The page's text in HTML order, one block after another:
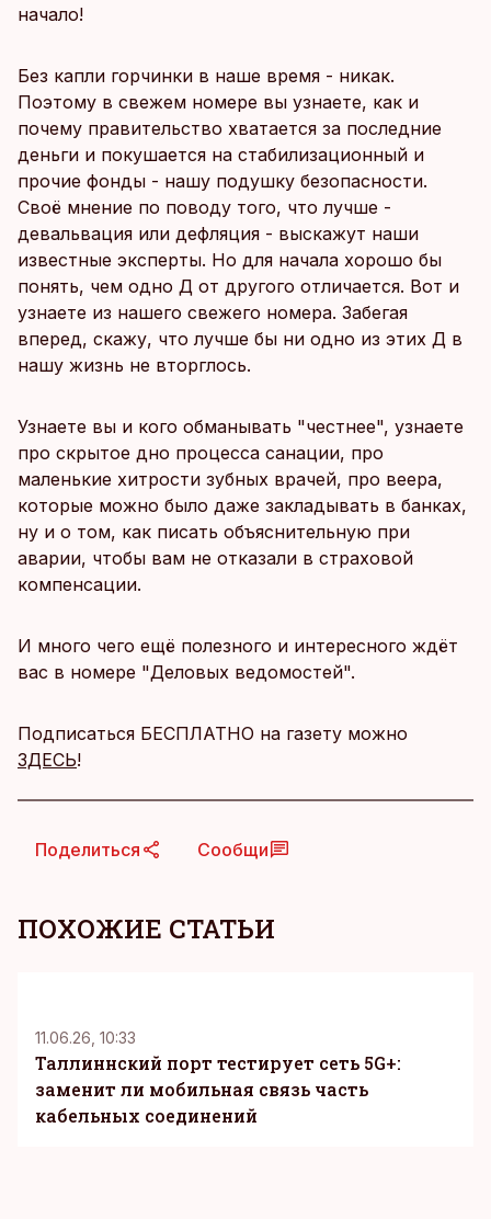
начало!
Без капли горчинки в наше время - никак.
Поэтому в свежем номере вы узнаете, как и
почему правительство хватается за последние
деньги и покушается на стабилизационный и
прочие фонды - нашу подушку безопасности.
Своё мнение по поводу того, что лучше -
девальвация или дефляция - выскажут наши
известные эксперты. Но для начала хорошо бы
понять, чем одно Д от другого отличается. Вот и
узнаете из нашего свежего номера. Забегая
вперед, скажу, что лучше бы ни одно из этих Д в
нашу жизнь не вторглось.
Узнаете вы и кого обманывать "честнее", узнаете
про скрытое дно процесса санации, про
маленькие хитрости зубных врачей, про веера,
которые можно было даже закладывать в банках,
ну и о том, как писать объяснительную при
аварии, чтобы вам не отказали в страховой
компенсации.
И много чего ещё полезного и интересного ждёт
вас в номере "Деловых ведомостей".
Подписаться БЕСПЛАТНО на газету можно
ЗДЕСЬ!
Поделиться Сообщи
ПОХОЖИЕ СТАТЬИ
11.06.26, 10:33
Таллиннский порт тестирует сеть 5G+:
заменит ли мобильная связь часть
кабельных соединений